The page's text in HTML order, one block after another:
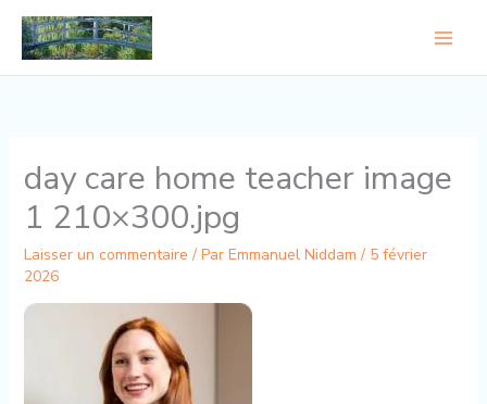
Aller
contenu
day care home teacher image
1 210×300.jpg
Laisser un commentaire / Par Emmanuel Niddam / 5 février
2026